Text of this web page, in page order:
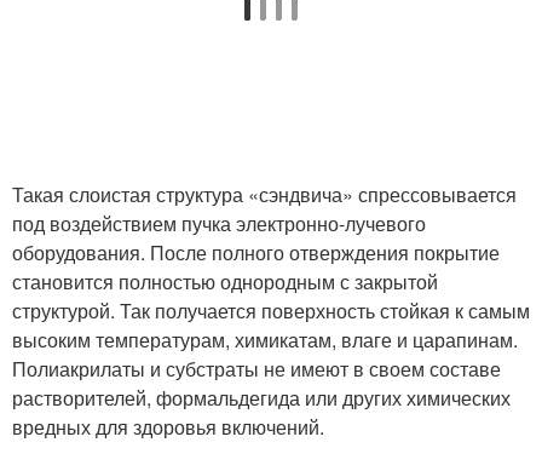
Такая слоистая структура «сэндвича» спрессовывается
под воздействием пучка электронно-лучевого
оборудования. После полного отверждения покрытие
становится полностью однородным с закрытой
структурой. Так получается поверхность стойкая к самым
высоким температурам, химикатам, влаге и царапинам.
Полиакрилаты и субстраты не имеют в своем составе
растворителей, формальдегида или других химических
вредных для здоровья включений.